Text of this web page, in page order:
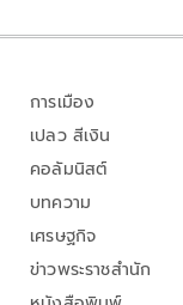
การเมือง
เปลว สีเงิน
คอลัมนิสต์
บทความ
เศรษฐกิจ
ข่าวพระราชสำนัก